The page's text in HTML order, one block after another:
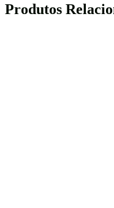
Produtos